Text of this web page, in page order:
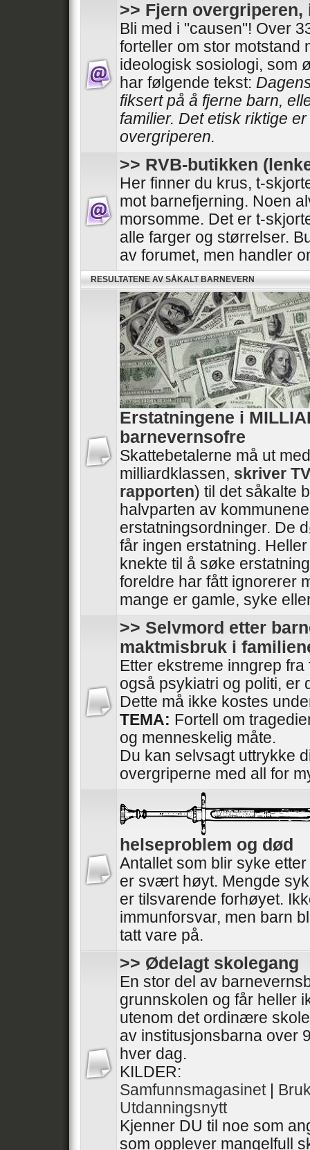
>> Fjern
Bli med i "causen"! Over
forteller om stor motstand
ideologisk sosiologi, som
har følgende tekst:
fiksert på å fjerne barn,
familier. Det etisk riktige
overgriperen.
>> RVB-butikken
Her finner du krus, t-
mot barnefjerning. Noen
morsomme. Det er t-
alle farger og størrelser.
av forumet, men handler
RESULTATENE AV SÅKALT BARNEVERN
Erstatningene i
barnevernsofre
Skattebetalerne må ut
milliardklassen, skriver
rapporten) til det såkalte
halvparten av
erstatningsordninger. De
får ingen erstatning.
knekte til å søke
foreldre har fått ignorerer
mange er gamle, syke
>> Selvmord etter
maktmisbruk i
Etter ekstreme inngrep
også psykiatri og politi, er
Dette må ikke kostes
TEMA: Fortell om
og menneskelig måte.
Du kan selvsagt uttrykke
overgriperne med all for
helseproblem og død
Antallet som blir syke
er svært høyt. Mengde
er tilsvarende forhøyet.
immunforsvar, men barn
tatt vare på.
>> Ødelagt skolegang
En stor del av
grunnskolen og får heller
utenom det ordinære
av institusjonsbarna over
hver dag.
KILDER:
Samfunnsmagasinet|
Utdanningsnytt
Kjenner DU til noe som
som opplever mangelfull